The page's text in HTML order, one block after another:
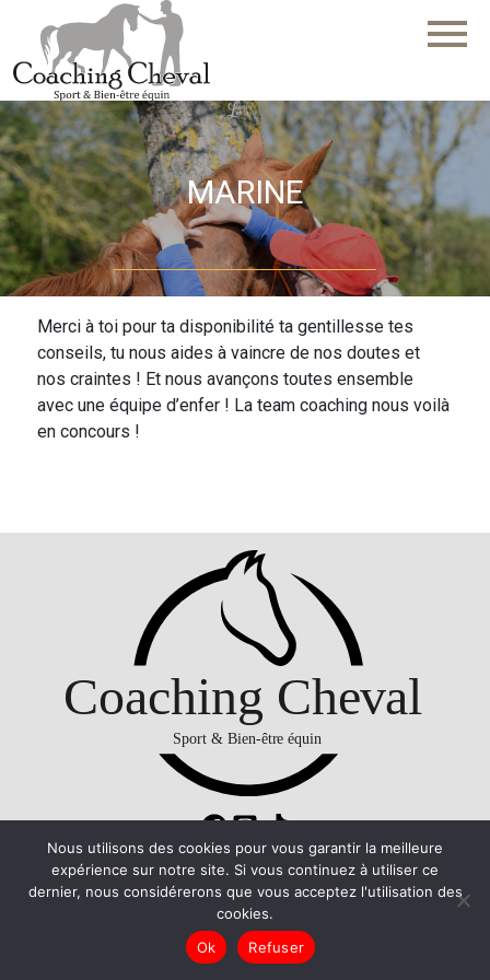
menu
MARINE
Merci à toi pour ta disponibilité ta gentillesse tes
conseils, tu nous aides à vaincre de nos doutes et
nos craintes ! Et nous avançons toutes ensemble
avec une équipe d’enfer ! La team coaching nous voilà
en concours !
Nous utilisons des cookies pour vous garantir la meilleure
expérience sur notre site. Si vous continuez à utiliser ce
dernier, nous considérerons que vous acceptez l'utilisation des
cookies.
Ok
Refuser
Mentions legales
Copyright © 2021 Coaching Cheval. Tous droits réservés.